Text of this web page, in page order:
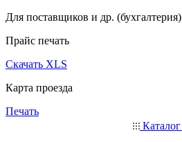
Для поставщиков и др. (бухгалтерия)
Прайс печать
Скачать XLS
Карта проезда
Печать
Каталог